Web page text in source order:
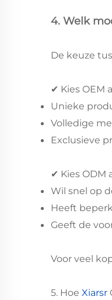
4. Welk
De keuze
✔ Kies OEM
Unieke
Volledige
Exclusieve
✔ Kies ODM
Wil snel op
Heeft
Geeft de
Voor veel
5. Hoe Xiarsr